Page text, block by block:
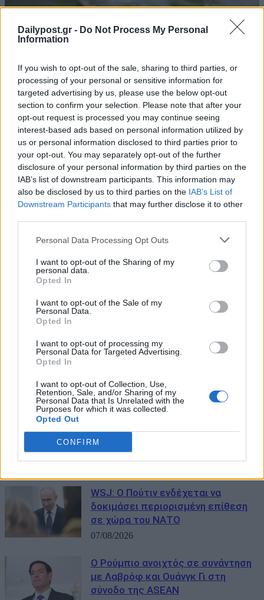
Dailypost.gr - Do Not Process My Personal
Information
If you wish to opt-out of the sale, sharing to third parties, or
processing of your personal or sensitive information for
targeted advertising by us, please use the below opt-out
section to confirm your selection. Please note that after your
opt-out request is processed you may continue seeing
interest-based ads based on personal information utilized by
us or personal information disclosed to third parties prior to
your opt-out. You may separately opt-out of the further
disclosure of your personal information by third parties on the
IAB’s list of downstream participants. This information may
also be disclosed by us to third parties on the IAB’s List of
Downstream Participants that may further disclose it to other
Personal Data Processing Opt Outs
I want to opt-out of the Sharing of my
personal data.
Opted In
I want to opt-out of the Sale of my
Personal Data.
Opted In
I want to opt-out of processing my
Personal Data for Targeted Advertising.
Opted In
I want to opt-out of Collection, Use,
Retention, Sale, and/or Sharing of my
Personal Data that Is Unrelated with the
Purposes for which it was collected.
Opted Out
CONFIRM
WSJ: Ο Πούτιν ενδέχεται να
δοκιμάσει περιορισμένη επίθεση
σε χώρα του ΝΑΤΟ
07/08/2026
Ο Ρούμπιο ανοιχτός σε συνάντηση
με Λαβρόφ και Ουάνγκ Γι στη
σύνοδο της ASEAN